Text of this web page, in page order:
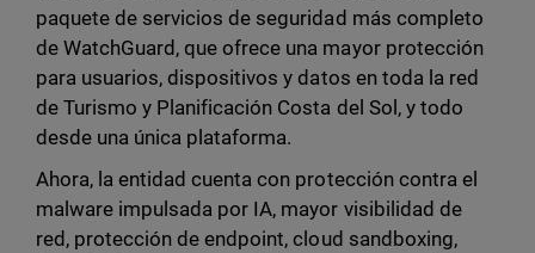
paquete de servicios de seguridad más completo
de WatchGuard, que ofrece una mayor protección
para usuarios, dispositivos y datos en toda la red
de Turismo y Planificación Costa del Sol, y todo
desde una única plataforma.
Ahora, la entidad cuenta con protección contra el
malware impulsada por IA, mayor visibilidad de
red, protección de endpoint, cloud sandboxing,